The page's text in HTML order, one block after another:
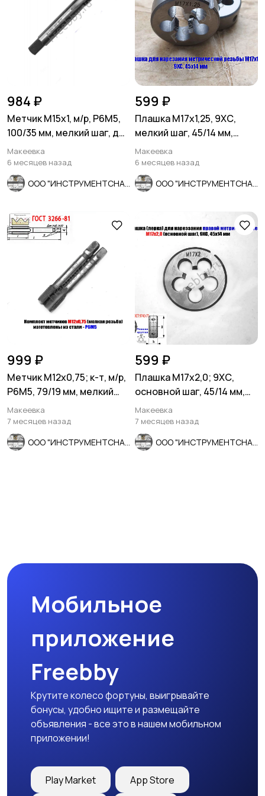
984 ₽
Метчик М15х1, м/р, Р6М5,
100/35 мм, мелкий шаг, для
скв и глух резьбы.
Макеевка
6 месяцев назад
599 ₽
Плашка М17х1,25, 9ХС,
мелкий шаг, 45/14 мм,
ГОСТ 7740-71.
Макеевка
6 месяцев назад
999 ₽
Метчик М12х0,75; к-т, м/р,
Р6М5, 79/19 мм, мелкий
шаг, шлиф, СССР.
Макеевка
7 месяцев назад
599 ₽
Плашка М17х2,0; 9ХС,
основной шаг, 45/14 мм,
ГОСТ 7740-71.
Макеевка
7 месяцев назад
Мобильное
приложение
Freebby
Крутите колесо фортуны, выигрывайте
бонусы, удобно ищите и размещайте
объявления - все это в нашем мобильном
приложении!
Play Market App Store